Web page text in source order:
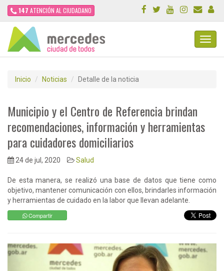
147 ATENCIÓN AL CIUDADANO
Inicio Noticias Detalle de la noticia
Municipio y el Centro de Referencia brindan
recomendaciones, información y herramientas
para cuidadores domiciliarios
24 de jul, 2020 Salud
De esta manera, se realizó una base de datos que tiene como
objetivo, mantener comunicación con ellos, brindarles información
y herramientas de cuidado en la labor que llevan adelante.
Compartir